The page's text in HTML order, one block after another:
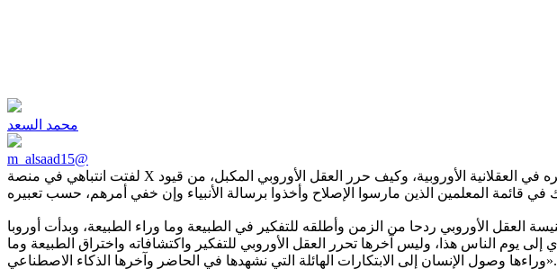
محمد السعد
m_alsaad15@
لفتت انتباهي في منصة X تغريدة لطيفة كتبها أستاذنا الفاضل «مرزوق بن تنباك». تتناول الفيلسوف الفرنسي رينيه ديكارت ومدى تأثيره في العقلانية الأوروبية، وكيف حرر العقل الأوروبي المكبل، من قيود
العقل الأوروبي ردحا من الزمن وأطلقه للتفكير في الطبيعة وما وراء الطبيعة، وبدأت أوروبا
يوم الناس هذا، وليس آخرها تحرر العقل الأوروبي للتفكير واكتشافاته واختراق الطبيعة وما
وراءها وصول الإنسان إلى الابتكارات الهائلة التي نشهدها في الحاضر وآخرها الذكاء الاصطناعي».